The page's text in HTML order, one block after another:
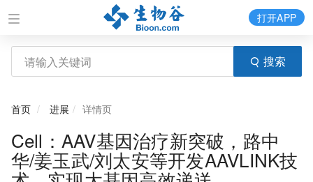
搜索
打开APP
首页 进展 详情页
Cell：AAV基因治疗新突破，路中
华/姜玉武/刘太安等开发AAVLINK技